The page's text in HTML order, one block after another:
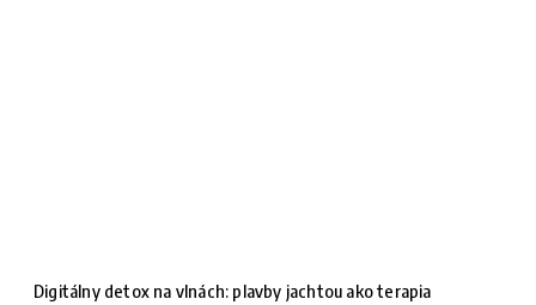
Digitálny detox na vlnách: plavby jachtou ako terapia